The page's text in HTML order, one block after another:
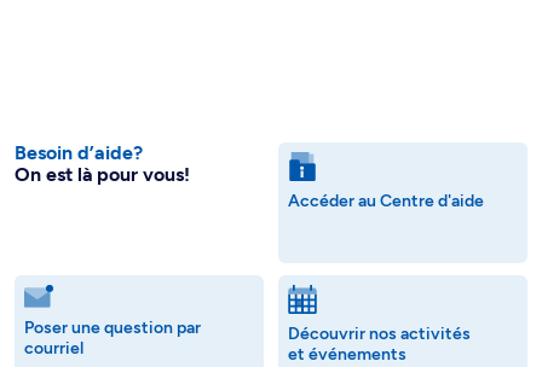
Besoin d’aide?
On est là pour vous!
Accéder au Centre d'aide
Poser une question par
courriel
Découvrir nos activités
et événements